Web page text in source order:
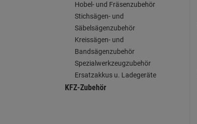
Hobel- und Fräsenzubehör
Stichsägen- und
Säbelsägenzubehör
Kreissägen- und
Bandsägenzubehör
Spezialwerkzeugzubehör
Ersatzakkus u. Ladegeräte
KFZ-Zubehör